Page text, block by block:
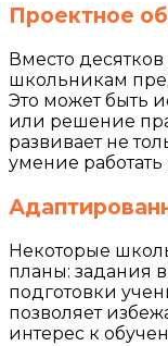
Проектное
Вместо
школьникам
Это может быть
или решение
развивает не
умение
Некоторые
планы: задания
подготовки
позволяет
интерес к